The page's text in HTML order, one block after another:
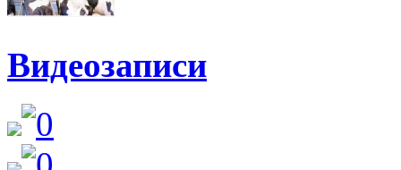
Видеозаписи